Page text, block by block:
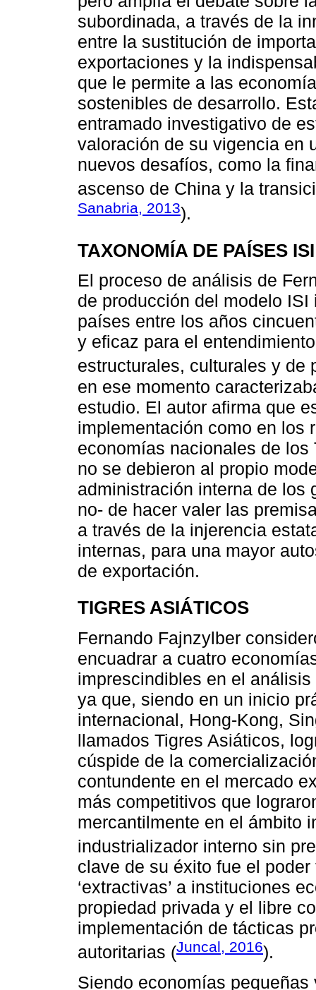
subordinada, a través de la
entre la sustitución de
exportaciones y la
que le permite a las
sostenibles de desarrollo.
entramado investigativo de
valoración de su vigencia en
nuevos desafíos, como la
ascenso de China y la
Sanabria, 2013).
TAXONOMÍA DE PAÍSES
El proceso de análisis de
de producción del modelo
países entre los años
y eficaz para el
estructurales, culturales y de
en ese momento
estudio. El autor afirma que
implementación como en los
economías nacionales de
no se debieron al propio
administración interna de los
no- de hacer valer las
a través de la injerencia
internas, para una mayor
de exportación.
TIGRES ASIÁTICOS
Fernando Fajnzylber
encuadrar a cuatro
imprescindibles en el
ya que, siendo en un inicio
internacional, Hong-Kong,
llamados Tigres Asiáticos,
cúspide de la
contundente en el mercado
más competitivos que
mercantilmente en el ámbito
industrializador interno sin
clave de su éxito fue el
‘extractivas’ a instituciones
propiedad privada y el libre
implementación de tácticas
autoritarias (Juncal, 2016).
Siendo economías